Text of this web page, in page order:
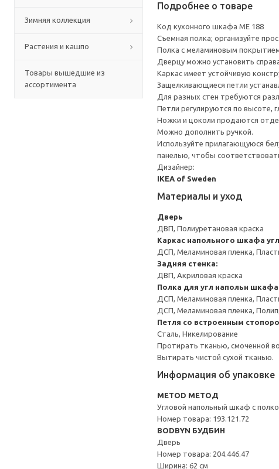
Зимняя коллекция
Растения и кашпо
Товары вышедшие из
ассортимента
Подробнее о товаре
Код кухонного шкафа ME 188
Cъемная полка; организуйте
Полка с меламиновым
Дверцу можно установить
Каркас имеет устойчивую
Защелкивающиеся петли
Для разных стен требуются
Петли регулируются по высоте,
Ножки и цоколи продаются
Можно дополнить ручкой.
Используйте прилагающуюся
панелью, чтобы
Дизайнер:
IKEA of Sweden
Материалы и уход
Дверь
ДВП, Полиуретановая краска
Каркас напольного шкафа
ДСП, Меламиновая пленка,
Задняя стенка:
ДВП, Акриловая краска
Полка для угл напольн шкафа
ДСП, Меламиновая пленка,
ДСП, Меламиновая пленка,
Петля со встроенным
Сталь, Никелирование
Протирать тканью, смоченной
Вытирать чистой сухой тканью.
Информация об упаковке
METOD МЕТОД
Угловой напольный шкаф с
Номер товара: 193.121.72
BODBYN БУДБИН
Дверь
Номер товара: 204.446.47
Ширина: 62 см